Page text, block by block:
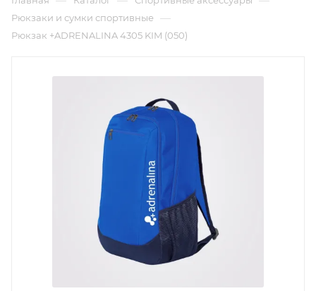
Рюкзаки и сумки спортивные —
Рюкзак +ADRENALINA 4305 KIM (050)